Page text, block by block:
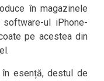
în magazinele
ul iPhone-
pe acestea din
esență, destul de